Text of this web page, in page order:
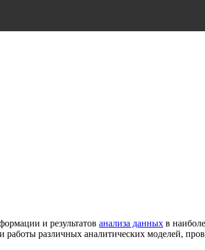
и результатов анализа данных в
работы различных аналитических моделей,